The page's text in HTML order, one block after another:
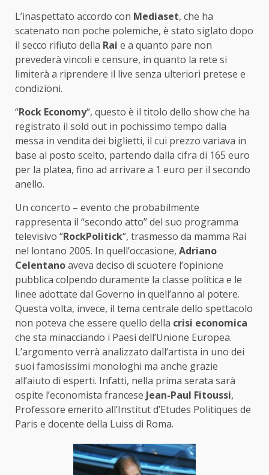
L’inaspettato accordo con Mediaset, che ha
scatenato non poche polemiche, è stato siglato dopo
il secco rifiuto della Rai e a quanto pare non
prevederà vincoli e censure, in quanto la rete si
limiterà a riprendere il live senza ulteriori pretese e
condizioni.
“Rock Economy“, questo è il titolo dello show che ha
registrato il sold out in pochissimo tempo dalla
messa in vendita dei biglietti, il cui prezzo variava in
base al posto scelto, partendo dalla cifra di 165 euro
per la platea, fino ad arrivare a 1 euro per il secondo
anello.
Un concerto – evento che probabilmente
rappresenta il “secondo atto” del suo programma
televisivo “RockPolitick“, trasmesso da mamma Rai
nel lontano 2005. In quell’occasione, Adriano
Celentanoaveva deciso di scuotere l’opinione
pubblica colpendo duramente la classe politica e le
linee adottate dal Governo in quell’anno al potere.
Questa volta, invece, il tema centrale dello spettacolo
non poteva che essere quello della crisi economica
che sta minacciando i Paesi dell’Unione Europea.
L’argomento verrà analizzato dall’artista in uno dei
suoi famosissimi monologhi ma anche grazie
all’aiuto di esperti. Infatti, nella prima serata sarà
ospite l’economista francese Jean-Paul Fitoussi,
Professore emerito all’Institut d’Etudes Politiques de
Paris e docente della Luiss di Roma.